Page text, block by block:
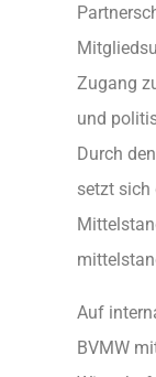
Zugang
und
Durch
setzt sich
Auf
BVMW